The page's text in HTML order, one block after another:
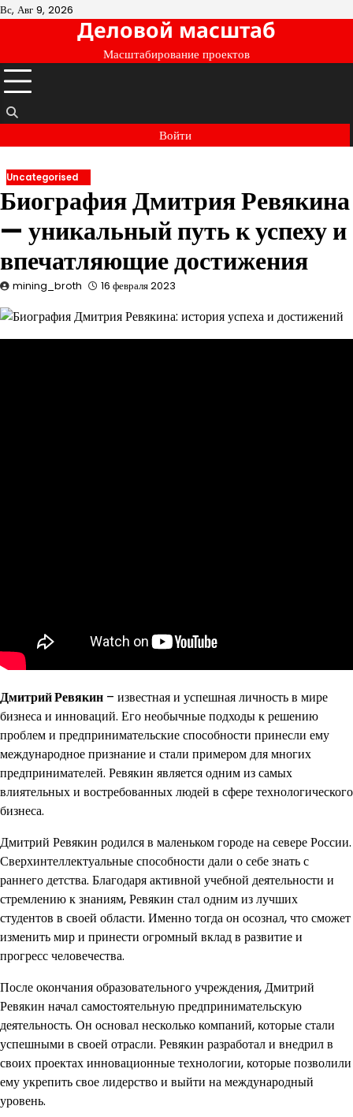
Перейти
Вс, Авг 9, 2026
Деловой масштаб
Масштабирование проектов
Войти
Uncategorised
Биография Дмитрия Ревякина
— уникальный путь к успеху и
впечатляющие достижения
mining_broth 16 февраля 2023
Дмитрий Ревякин – известная и успешная личность в мире
бизнеса и инноваций. Его необычные подходы к решению
проблем и предпринимательские способности принесли ему
международное признание и стали примером для многих
предпринимателей. Ревякин является одним из самых
влиятельных и востребованных людей в сфере технологического
бизнеса.
Дмитрий Ревякин родился в маленьком городе на севере России.
Сверхинтеллектуальные способности дали о себе знать с
раннего детства. Благодаря активной учебной деятельности и
стремлению к знаниям, Ревякин стал одним из лучших
студентов в своей области. Именно тогда он осознал, что сможет
изменить мир и принести огромный вклад в развитие и
прогресс человечества.
После окончания образовательного учреждения, Дмитрий
Ревякин начал самостоятельную предпринимательскую
деятельность. Он основал несколько компаний, которые стали
успешными в своей отрасли. Ревякин разработал и внедрил в
своих проектах инновационные технологии, которые позволили
ему укрепить свое лидерство и выйти на международный
уровень.